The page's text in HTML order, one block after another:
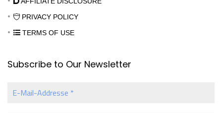
PRIVACY POLICY
TERMS OF USE
Subscribe to Our Newsletter
Mail-